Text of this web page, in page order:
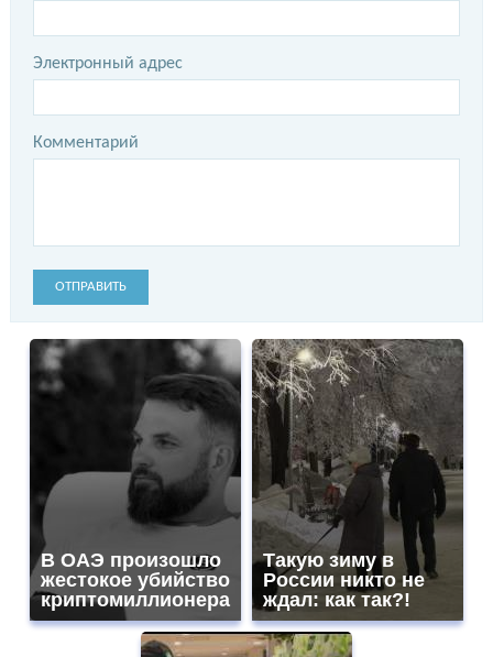
Электронный адрес
Комментарий
ОТПРАВИТЬ
В ОАЭ произошло
жестокое убийство
криптомиллионера
Такую зиму в
России никто не
ждал: как так?!